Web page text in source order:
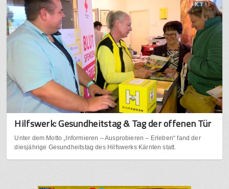
Hilfswerk: Gesundheitstag & Tag der offenen Tür
Unter dem Motto „Informieren – Ausprobieren – Erleben“ fand der
diesjährige Gesundheitstag des Hilfswerks Kärnten statt.